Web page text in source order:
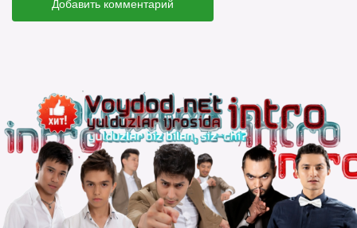
Добавить комментарий